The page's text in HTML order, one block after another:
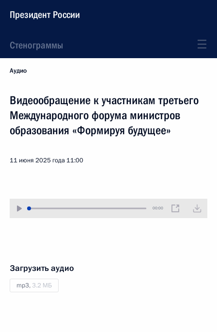
Президент России
Стенограммы
Аудио
Видеообращение к участникам третьего
Международного форума министров
образования «Формируя будущее»
11 июня 2025 года 11:00
00:00
Загрузить аудио
mp3, 3.2 МБ